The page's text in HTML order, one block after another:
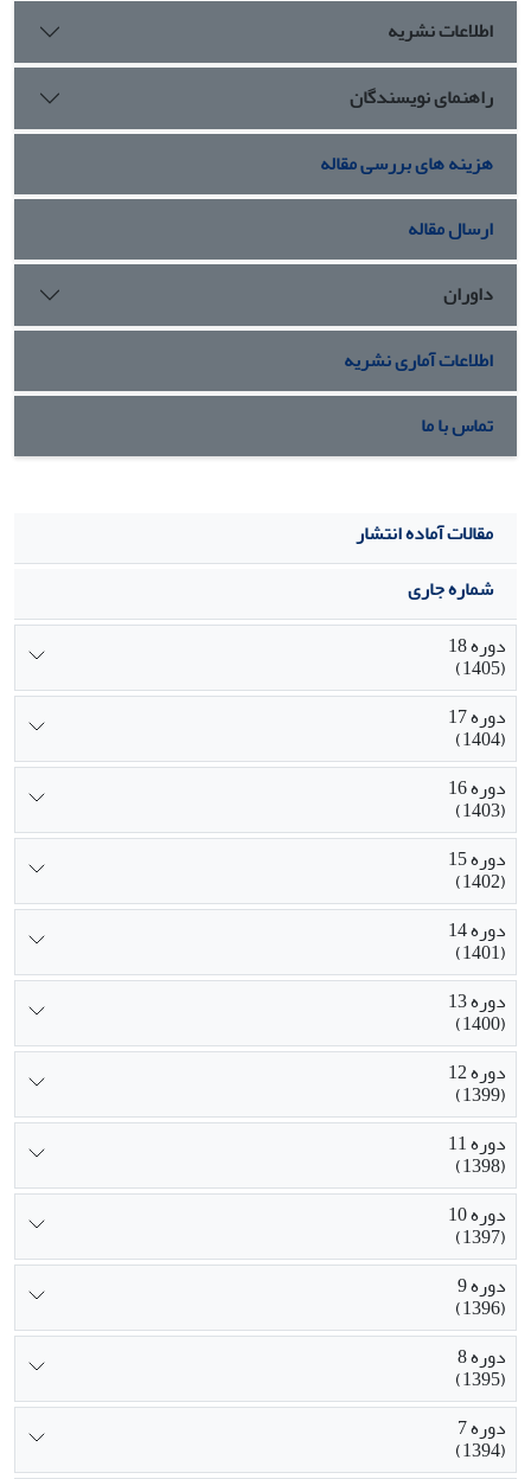
اطلاعات نشریه
راهنمای نویسندگان
هزینه های بررسی مقاله
ارسال مقاله
داوران
اطلاعات آماری نشریه
تماس با ما
مقالات آماده انتشار
شماره جاری
دوره 18
(1405)
دوره 17
(1404)
دوره 16
(1403)
دوره 15
(1402)
دوره 14
(1401)
دوره 13
(1400)
دوره 12
(1399)
دوره 11
(1398)
دوره 10
(1397)
دوره 9
(1396)
دوره 8
(1395)
دوره 7
(1394)